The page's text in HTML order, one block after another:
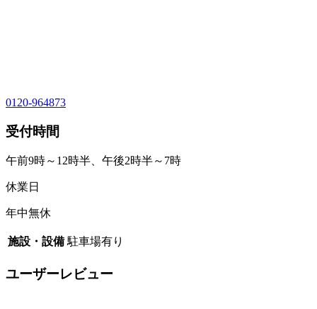
0120-964873
受付時間
午前9時～12時半、午後2時半～7時
休業日
年中無休
施設・設備 駐車場有り
ユーザーレビュー